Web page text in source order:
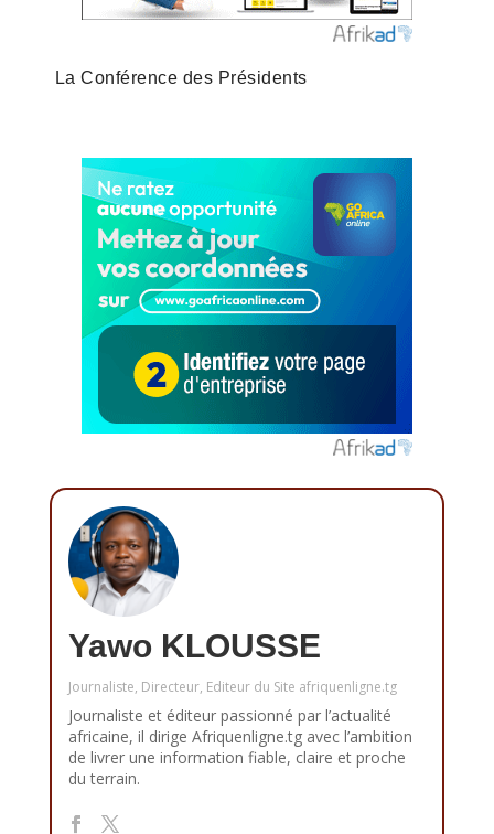
La Conférence des Présidents
Yawo KLOUSSE
Journaliste, Directeur, Editeur du Site afriquenligne.tg
Journaliste et éditeur passionné par l’actualité
africaine, il dirige Afriquenligne.tg avec l’ambition
de livrer une information fiable, claire et proche
du terrain.